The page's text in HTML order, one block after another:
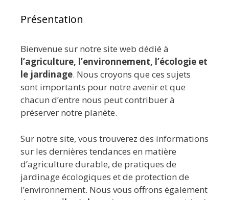
Présentation
Bienvenue sur notre site web dédié à
l’agriculture, l’environnement, l’écologie et
le jardinage. Nous croyons que ces sujets
sont importants pour notre avenir et que
chacun d’entre nous peut contribuer à
préserver notre planète.
Sur notre site, vous trouverez des informations
sur les dernières tendances en matière
d’agriculture durable, de pratiques de
jardinage écologiques et de protection de
l’environnement. Nous vous offrons également